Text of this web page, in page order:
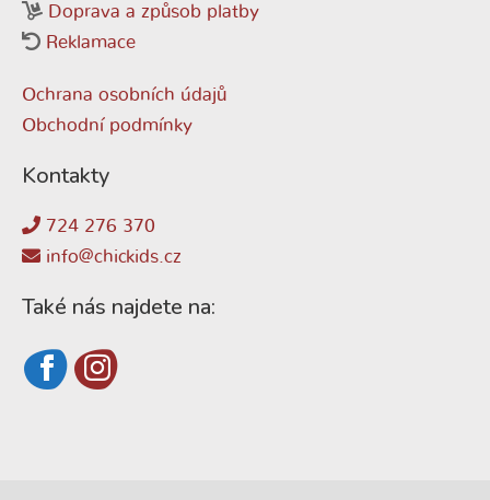
Doprava a způsob platby
Reklamace
Ochrana osobních údajů
Obchodní podmínky
Kontakty
724 276 370
info@chickids.cz
Také nás najdete na: